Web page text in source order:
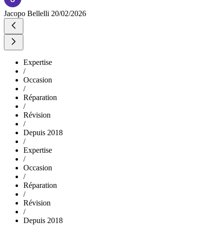
Jacopo Bellelli 20/02/2026
Expertise
/
Occasion
/
Réparation
/
Révision
/
Depuis 2018
/
Expertise
/
Occasion
/
Réparation
/
Révision
/
Depuis 2018